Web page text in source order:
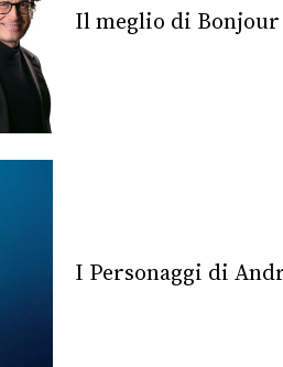
Il meglio di
I Personaggi di